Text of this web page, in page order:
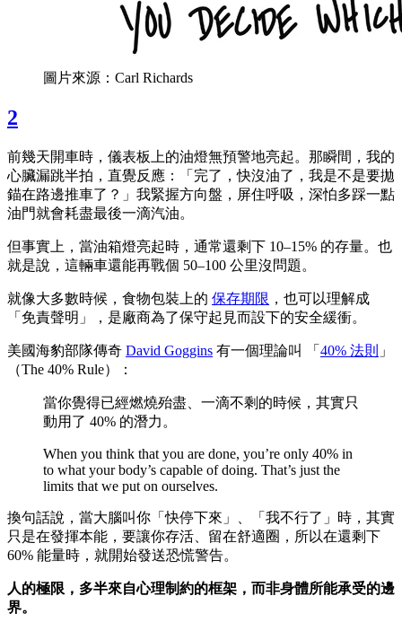
圖片來源：Carl Richards
2
前幾天開車時，儀表板上的油燈無預警地亮起。那瞬間，我的
心臟漏跳半拍，直覺反應：「完了，快沒油了，我是不是要拋
錨在路邊推車了？」我緊握方向盤，屏住呼吸，深怕多踩一點
油門就會耗盡最後一滴汽油。
但事實上，當油箱燈亮起時，通常還剩下 10–15% 的存量。也
就是說，這輛車還能再戰個 50–100 公里沒問題。
就像大多數時候，食物包裝上的 保存期限 ，也可以理解成
「免責聲明」，是廠商為了保守起見而設下的安全緩衝。
美國海豹部隊傳奇 David Goggins 有一個理論叫 「 40% 法則 」
（The 40% Rule）：
當你覺得已經燃燒殆盡、一滴不剩的時候，其實只
動用了 40% 的潛力。
When you think that you are done, you’re only 40% in
to what your body’s capable of doing. That’s just the
limits that we put on ourselves.
換句話說，當大腦叫你「快停下來」、「我不行了」時，其實
只是在發揮本能，要讓你存活、留在舒適圈，所以在還剩下
60% 能量時，就開始發送恐慌警告。
人的極限，多半來自心理制約的框架，而非身體所能承受的邊
界。